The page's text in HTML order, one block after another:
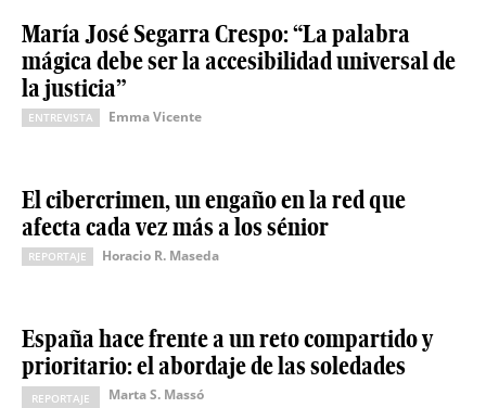
María José Segarra Crespo: “La palabra
mágica debe ser la accesibilidad universal de
la justicia”
ENTREVISTA Emma Vicente
El cibercrimen, un engaño en la red que
afecta cada vez más a los sénior
REPORTAJE Horacio R. Maseda
España hace frente a un reto compartido y
prioritario: el abordaje de las soledades
REPORTAJE Marta S. Massó